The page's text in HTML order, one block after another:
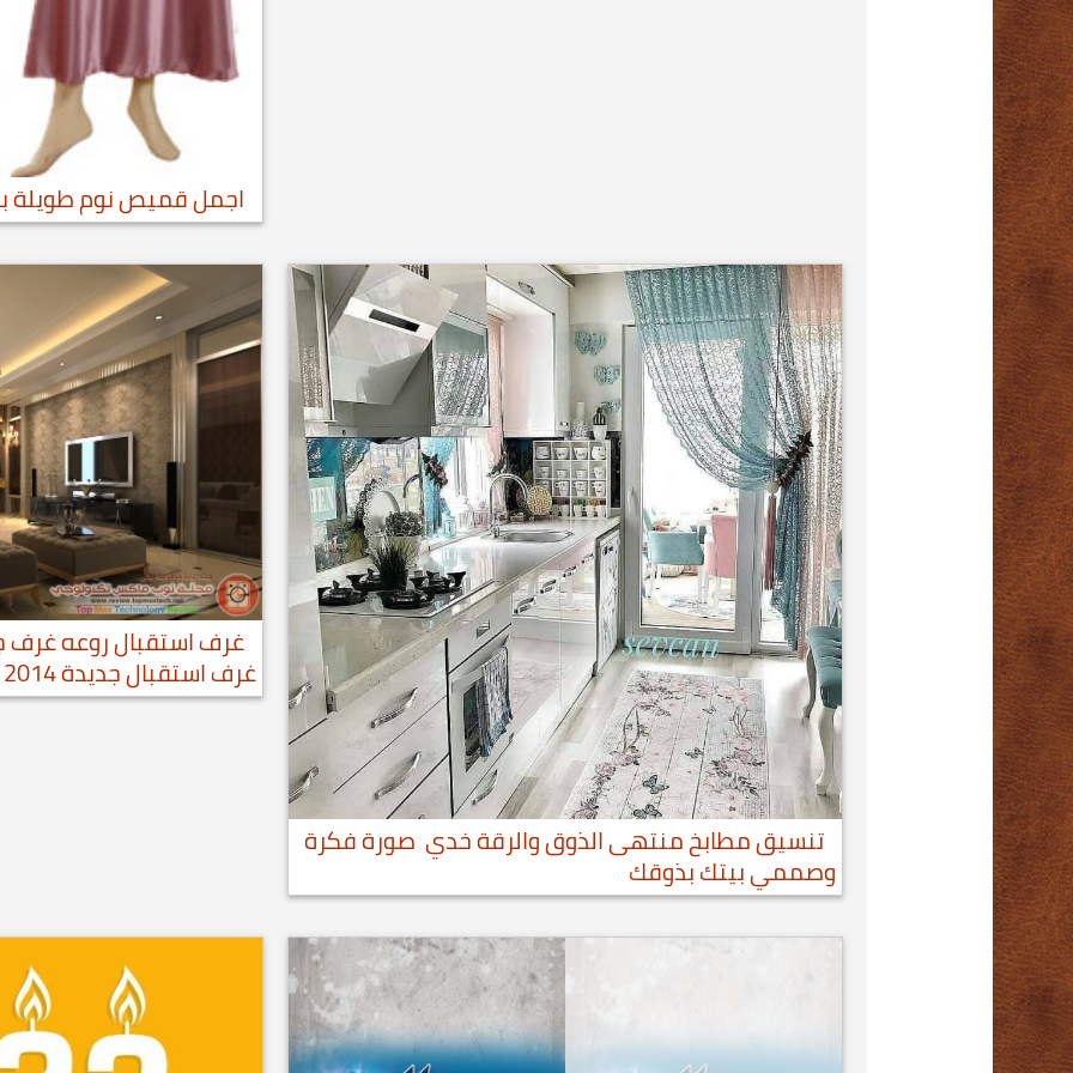
اجمل قميص نوم طويلة
تنسيق مطابخ منتهى الذوق والرقة خدي صورة فكرة
وصممي بيتك بذوقك
غرف استقبال روعه غرف
غرف استقبال جديدة 2014